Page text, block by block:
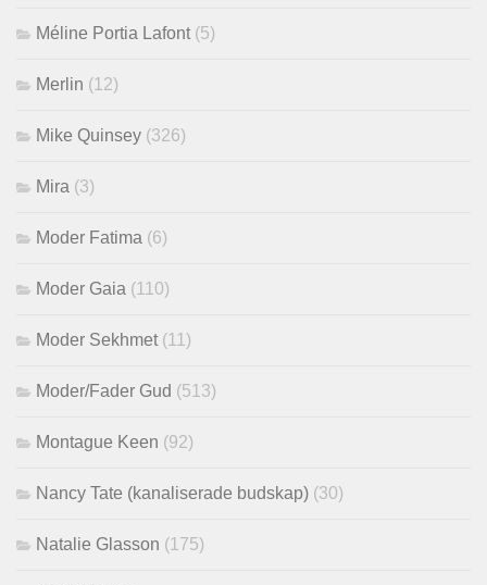
Méline Portia Lafont (5)
Merlin (12)
Mike Quinsey (326)
Mira (3)
Moder Fatima (6)
Moder Gaia (110)
Moder Sekhmet (11)
Moder/Fader Gud (513)
Montague Keen (92)
Nancy Tate (kanaliserade budskap) (30)
Natalie Glasson (175)